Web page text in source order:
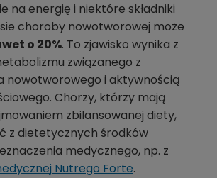
na energię i niektóre składniki
choroby nowotworowej może
o 20%. To zjawisko wynika z
związanego z
nowotworowego i aktywnością
Chorzy, którzy mają
zbilansowanej diety,
z dietetycznych środków
medycznego, np. z
Nutrego Forte.